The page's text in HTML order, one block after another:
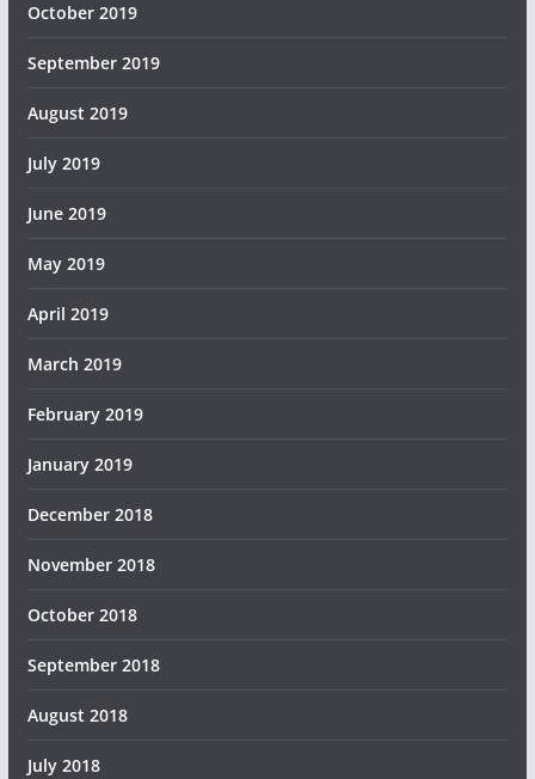
October 2019
September 2019
August 2019
July 2019
June 2019
May 2019
April 2019
March 2019
February 2019
January 2019
December 2018
November 2018
October 2018
September 2018
August 2018
July 2018